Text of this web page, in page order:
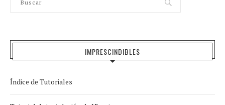
IMPRESCINDIBLES
Índice de Tutoriales